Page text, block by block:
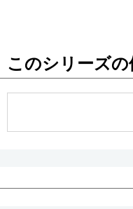
このシリーズ